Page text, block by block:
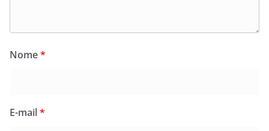
Nome*
E-mail*